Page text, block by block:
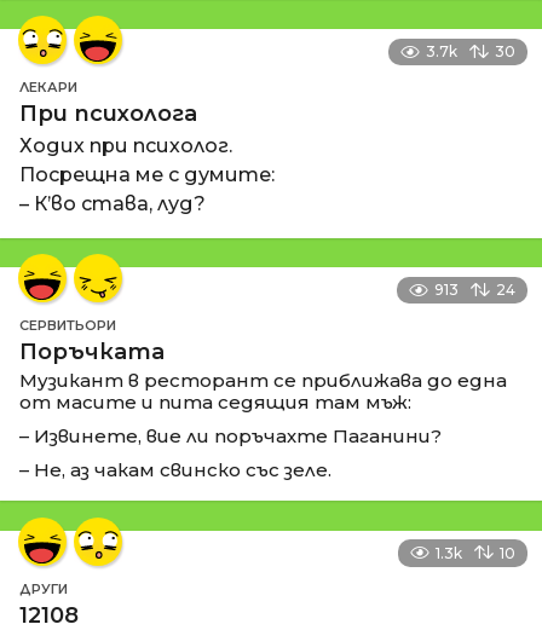
3.7k 30
ЛЕКАРИ
При психолога
Ходих при психолог.
Посрещна ме с думите:
– К’во става, луд?
913 24
СЕРВИТЬОРИ
Поръчката
Музикант в ресторант се приближава до една
от масите и пита седящия там мъж:
– Извинете, вие ли поръчахте Паганини?
– Не, аз чакам свинско със зеле.
1.3k 10
ДРУГИ
12108